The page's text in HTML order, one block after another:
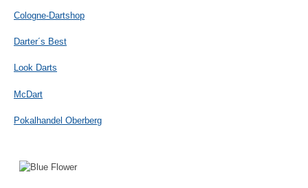
Cologne-Dartshop
Darter´s Best
Look Darts
McDart
Pokalhandel Oberberg